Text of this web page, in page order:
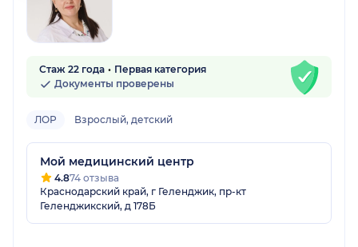
Стаж 22 года
Первая категория
Документы проверены
ЛОР Взрослый, детский
Мой медицинский центр
4.874 отзыва
Краснодарский край, г Геленджик, пр-кт
Геленджикский, д 178Б